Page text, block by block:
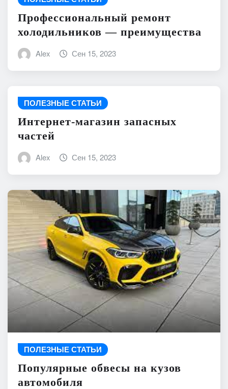
Профессиональный ремонт
холодильников — преимущества
Alex Сен 15, 2023
ПОЛЕЗНЫЕ СТАТЬИ
Интернет-магазин запасных
частей
Alex Сен 15, 2023
ПОЛЕЗНЫЕ СТАТЬИ
Популярные обвесы на кузов
автомобиля